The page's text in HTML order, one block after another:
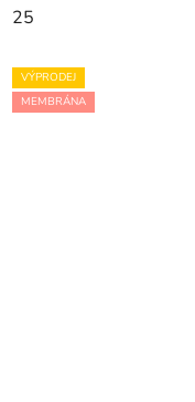
25
VÝPRODEJ
MEMBRÁNA